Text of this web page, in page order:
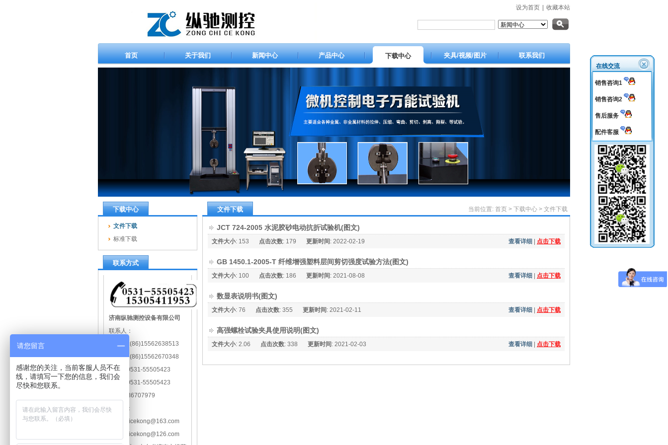
设为首页 收藏本站
首页 关于我们 新闻中心 产品中心 下载中心 夹具/视频/图片 联系我们
下载中心
文件下载
标准下载
联系方式
济南纵驰测控设备有限公司
联系人：
孙经理 :(86)15562638513
宋经理: (86)15562670348
电话：0531-55505423
传真：0531-55505423
QQ：836707979
E-mail：
zongchicekong@163.com
zongchicekong@126.com
当前位置: 首页 > 下载中心 > 文件下载
文件下载
JCT 724-2005 水泥胶砂电动抗折试验机(图文)
查看详细 点击下载
文件大小: 153 点击次数: 179 更新时间 : 2022-02-19
GB 1450.1-2005-T 纤维增强塑料层间剪切强度试验方法(图文)
查看详细 点击下载
文件大小: 100 点击次数: 186 更新时间 : 2021-08-08
数显表说明书(图文)
查看详细 点击下载
文件大小: 76 点击次数: 355 更新时间 : 2021-02-11
高强螺栓试验夹具使用说明(图文)
查看详细 点击下载
文件大小: 2.06 点击次数: 338 更新时间 : 2021-02-03
在线交流
销售咨询1
销售咨询2
售后服务
配件客服
请您留言
感谢您的关注，当前客服人员不在
线，请填写一下您的信息，我们会
尽快和您联系。